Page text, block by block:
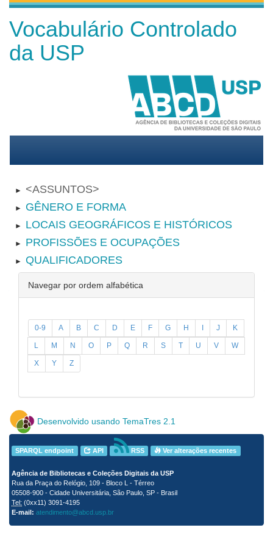
Vocabulário Controlado
da USP
► ASSUNTOS
► GÊNERO E FORMA
► LOCAIS GEOGRÁFICOS E HISTÓRICOS
► PROFISSÕES E OCUPAÇÕES
► QUALIFICADORES
Navegar por ordem alfabética
0-9 A B C D E F G H I J K
L M N O P Q R S T U V W
X Y Z
Desenvolvido usando TemaTres 2.1
SPARQL endpoint API RSS Ver alterações recentes
Agência de Bibliotecas e Coleções Digitais da USP
Rua da Praça do Relógio, 109 - Bloco L - Térreo
05508-900 - Cidade Universitária, São Paulo, SP - Brasil
Tel: (0xx11) 3091-4195
E-mail: atendimento@abcd.usp.br